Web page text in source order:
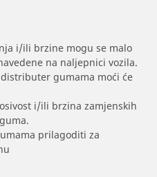
i/ili brzine mogu se malo
na naljepnici vozila.
gumama moći će
i/ili brzina zamjenskih
prilagoditi za